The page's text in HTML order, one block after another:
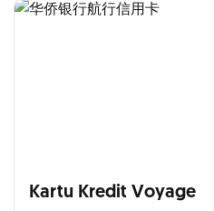
Kartu Kredit Voyage